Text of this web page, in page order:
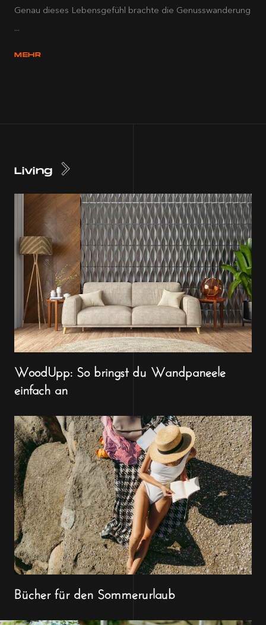
Genau dieses Lebensgefühl brachte die Genusswanderung
...
MEHR
Living
WoodUpp: So bringst du Wandpaneele
einfach an
Bücher für den Sommerurlaub